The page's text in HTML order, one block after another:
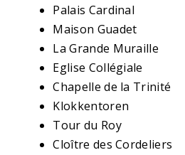
Palais Cardinal
Maison Guadet
La Grande Muraille
Eglise Collégiale
Chapelle de la Trinité
Klokkentoren
Tour du Roy
Cloître des Cordeliers